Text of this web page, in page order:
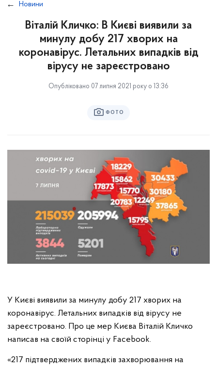
Новини
Віталій Кличко: В Києві виявили за
минулу добу 217 хворих на
коронавірус. Летальних випадків від
вірусу не зареєстровано
Опубліковано 07 липня 2021 року о 13:36
ФОТО
У Києві виявили за минулу добу 217 хворих на
коронавірус. Летальних випадків від вірусу не
зареєстровано. Про це мер Києва Віталій Кличко
написав на своїй сторінці у Facebook.
«217 підтверджених випадків захворювання на